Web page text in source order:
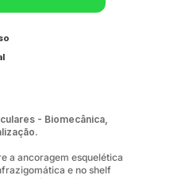
- Biomecânica,
a ancoragem esquelética
e no shelf